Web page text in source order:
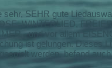
sehr, SEHR gute
WINTERLIED, FREIER
- und vor allem
ist gelungen. Dieses
gespielt werden, befand